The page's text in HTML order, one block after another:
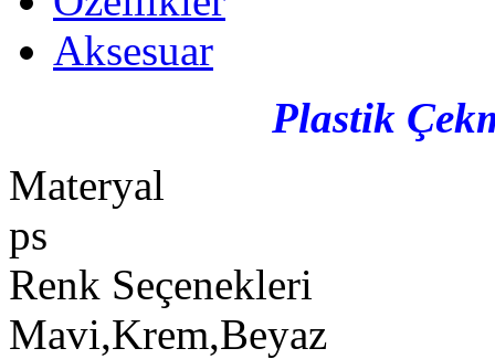
Aksesuar
Plastik
Materyal
ps
Renk Seçenekleri
Mavi,Krem,Beyaz